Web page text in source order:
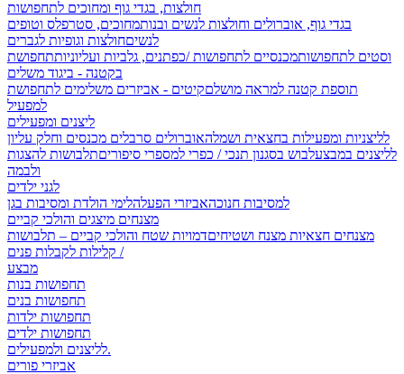
חולצות, בגדי גוף ומחוכים לתחפושות
בגדי גוף, אוברולים וחולצות לנשים ובנותמחוכים, סטרפלס וטופים
לנשיםחולצות וגופיות לגברים
וסטים לתחפושותמכנסיים לתחפושות /כפתנים, גלביות ועליוניותתחפושת
בקטנה - ביגוד משלים
תוספת קטנה למראה מושלםקיטים - אביזרים משלימים לתחפושת
למפעיל
ליצנים ומפעילים
לליצניות ומפעילות בחצאית ושמלהאוברולים סרבלים מכנסים וחלק עליון
לליצנים במבצעלבוש בסגנון תנכי / כפרי למספרי סיפוריםתלבושות להצגות
ולבמה
לגני ילדים
למסיבות חנוכהאביזרי הפעלהלימי הולדת ומסיבות בגן
מצנחים מיצגים והולכי קביים
מצנחים חצאיות מצנח ושטיחיםדמויות שטח והולכי קביים – תלבושות
קלילות לקבלות פנים /
מבצע
תחפושות בנות
תחפושות בנים
תחפושות ילדות
תחפושות ילדים
לליצנים ולמפעילים.
אביזרי פורים